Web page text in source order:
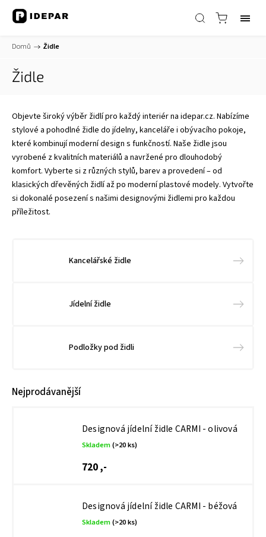
Domů / Židle
Židle
Objevte široký výběr židlí pro každý interiér na idepar.cz. Nabízíme
stylové a pohodlné židle do jídelny, kanceláře i obývacího pokoje,
které kombinují moderní design s funkčností. Naše židle jsou
vyrobené z kvalitních materiálů a navržené pro dlouhodobý
komfort. Vyberte si z různých stylů, barev a provedení – od
klasických dřevěných židlí až po moderní plastové modely. Vytvořte
si dokonalé posezení s našimi designovými židlemi pro každou
příležitost.
Kancelářské židle
Jídelní židle
Podložky pod židli
Nejprodávanější
Designová jídelní židle CARMI - olivová
Skladem(>20 ks)
720 ,-
Designová jídelní židle CARMI - béžová
Skladem(>20 ks)